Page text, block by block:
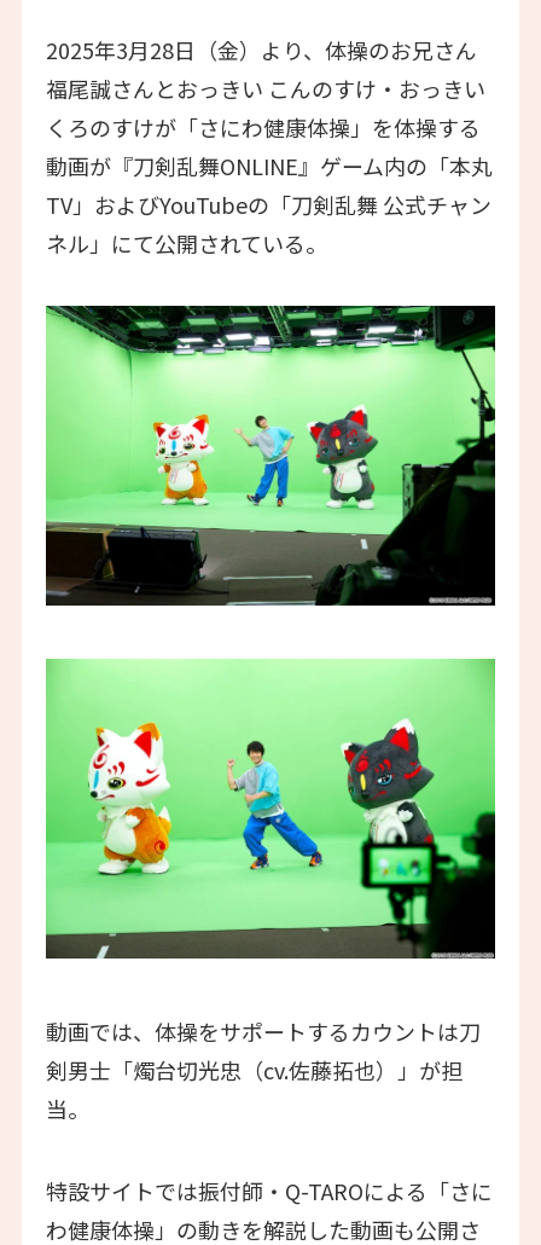
2025年3月28日（金）より、体操のお兄さん
福尾誠さんとおっきい こんのすけ・おっきい
くろのすけが「さにわ健康体操」を体操する
動画が『刀剣乱舞ONLINE』ゲーム内の「本丸
TV」およびYouTubeの「刀剣乱舞 公式チャン
ネル」にて公開されている。
動画では、体操をサポートするカウントは刀
剣男士「燭台切光忠（cv.佐藤拓也）」が担
当。
特設サイトでは振付師・Q-TAROによる「さに
わ健康体操」の動きを解説した動画も公開さ